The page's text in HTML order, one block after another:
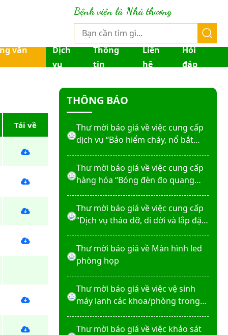
Bệnh viện là Nhà thương
văn
Dịch
vụ
Thông
tin
Liên
hệ
Hỏi
đáp
Tải về
THÔNG BÁO
Thư mời báo giá về việc sửa chữa
nhà bảo vệ và cổng số 2
Thư mời báo giá sửa chữa máy
nước nóng tấm phẵng
Thư mời báo giá về việc In bìa hồ
sơ bệnh án, Sổ y bạ năm 2026
Thư mời báo giá về việc cung cấp
dịch vụ “Bảo hiểm cháy, nổ bắt
Thư mời báo giá về việc cung cấp
hàng hóa “Bóng đèn đo quang
Erba XL-200 (LAMP-ASSY)
Thư mời báo giá về việc cung cấp
“Dịch vụ tháo dỡ, di dời và lắp đặt
thuật số”
Thư mời báo giá về Màn hình led
phòng họp
Thư mời báo giá về việc vệ sinh
máy lạnh các khoa/phòng trong
Thư mời báo giá về việc khảo sát